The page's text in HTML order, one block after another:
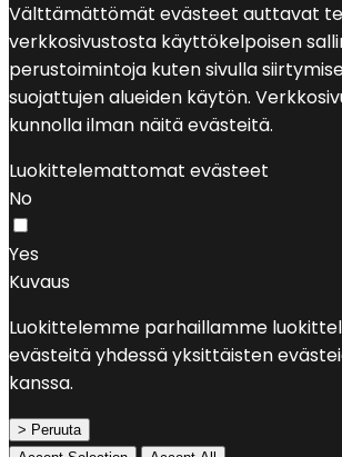
Välttämättömät evästeet auttavat
verkkosivustosta käyttökelpoisen
perustoimintoja kuten sivulla
suojattujen alueiden käytön.
kunnolla ilman näitä evästeitä.
Luokittelemattomat evästeet
No
Yes
Kuvaus
Luokittelemme parhaillamme
evästeitä yhdessä yksittäisten
kanssa.
> Peruuta